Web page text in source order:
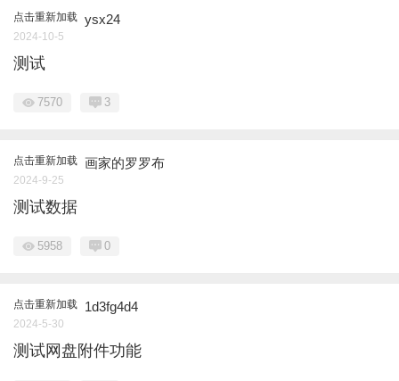
点击重新加载 ysx24
2024-10-5
测试
7570 3
点击重新加载 画家的罗罗布
2024-9-25
测试数据
5958 0
点击重新加载 1d3fg4d4
2024-5-30
测试网盘附件功能